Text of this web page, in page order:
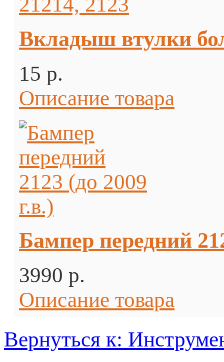
Вкладыш втулки
15 p.
Описание товара
Бампер передний
3990 p.
Описание товара
Вернуться к: